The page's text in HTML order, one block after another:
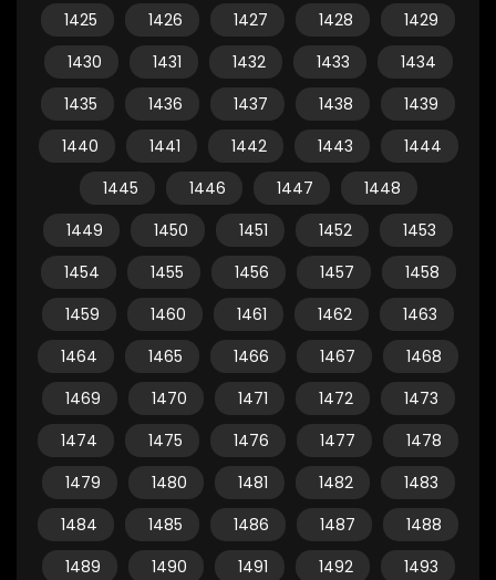
1425
1426 1427 1428
1429
1430
1431 1432 1433
1434
1435
1436 1437 1438
1439
1440
1441 1442 1443
1444
1445
1446 1447
1448
1449
1450 1451 1452
1453
1454
1455 1456 1457
1458
1459
1460 1461 1462
1463
1464
1465 1466 1467
1468
1469
1470 1471 1472
1473
1474
1475 1476 1477
1478
1479
1480 1481 1482
1483
1484
1485 1486 1487
1488
1489
1490 1491 1492
1493